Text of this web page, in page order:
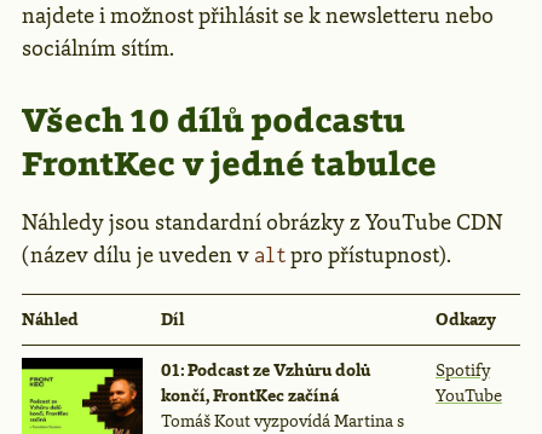
najdete i možnost přihlásit se k newsletteru nebo
sociálním sítím.
Všech 10 dílů podcastu
FrontKec v jedné tabulce
Náhledy jsou standardní obrázky z YouTube CDN
(název dílu je uveden v alt pro přístupnost).
Náhled Díl Odkazy
01: Podcast ze Vzhůru dolů
končí, FrontKec začíná
Tomáš Kout vyzpovídá Martina s
Spotify
YouTube